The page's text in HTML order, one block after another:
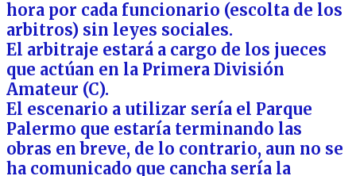
hora por cada funcionario (escolta de los
arbitros) sin leyes sociales.
El arbitraje estará a cargo de los jueces
que actúan en la Primera División
Amateur (C).
El escenario a utilizar sería el Parque
Palermo que estaría terminando las
obras en breve, de lo contrario, aun no se
ha comunicado que cancha sería la